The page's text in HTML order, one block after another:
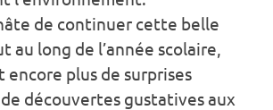
de continuer cette belle
au long de l’année scolaire,
encore plus de surprises
découvertes gustatives aux